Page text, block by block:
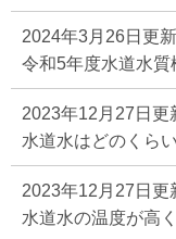
2024年3月26日更新
令和5年度水道水質
2023年12月27日更
水道水はどのくら
2023年12月27日更
水道水の温度が高